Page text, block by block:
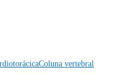
Coluna vertebral